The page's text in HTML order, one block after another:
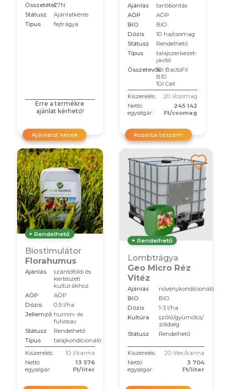
Összetétel27N
Státusz
Ajánlatkérés
Típus
fejtrágya
Erre a termékre
ajánlat kérhető!
Ajánlatot kérek
Ajánlás
tarlóbontás
AÖP
AÖP
BIO
BIO
Dózis
10 ha/csomag
Státusz
Rendelhető
Típus
talajszerkezet-
javító
Összetevők10l BactoFil
B10
10l Cell
Kiszerelés:
20 l/csomag
Nettó
egységár:
245 142
Ft/csomag
Kosárba teszem
Rendelhető
Biostimulátor
Florahumus
Ajánlás
szántóföldi és
kertészeti
kultúrákhoz
AÖP
AÖP
Dózis
0,5 l/ha
Jellemző humin- és
fulvosav
Státusz
Rendelhető
Típus
talajkondícionáló
Kiszerelés:
10 l/kanna
Nettó
egységár:
13 576
Ft/liter
Rendelhető
Lombtrágya
Geo Micro Réz
Vitéz
Ajánlás
növénykondícionáló
BIO
BIO
Dózis
1-3 l/ha
Kultúra
szőlő/gyümölcs/
zöldség
Státusz
Rendelhető
Kiszerelés:
20 liter/kanna
Nettó
egységár:
3 704
Ft/liter